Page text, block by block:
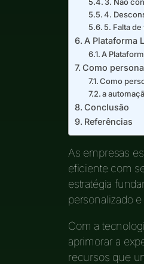
4.
5. Falta
A Plataforma
A
Como
Como
a
Conclusão
Referências
As empresas
eficiente com
estratégia
personalizado e
Com a
aprimorar a
recursos que